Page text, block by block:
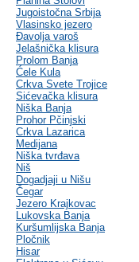
Jugoistočna Srbija
Vlasinsko jezero
Đavolja varoš
Jelašnička klisura
Prolom Banja
Ćele Kula
Crkva Svete Trojice
Sićevačka klisura
Niška Banja
Prohor Pčinjski
Crkva Lazarica
Medijana
Niška tvrđava
Niš
Dogadjaji u Nišu
Čegar
Jezero Krajkovac
Lukovska Banja
Kuršumlijska Banja
Pločnik
Hisar